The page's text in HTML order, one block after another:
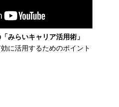
みらいキャリア活用術」
に活用するためのポイント